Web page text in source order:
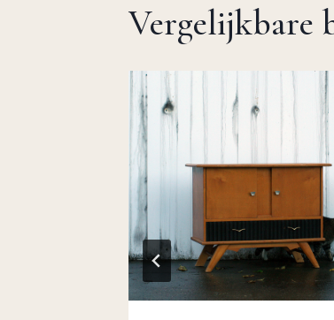
Vergelijkbare